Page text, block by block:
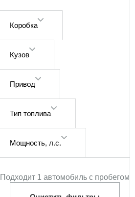
Коробка
Кузов
Привод
Тип топлива
Мощность, л.с.
Подходит 1 автомобиль с пробегом